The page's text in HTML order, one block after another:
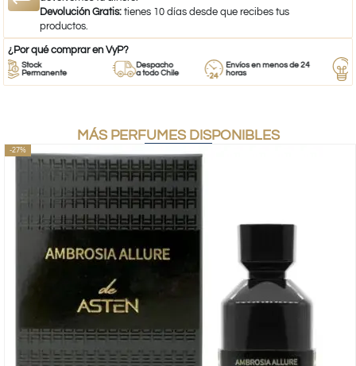
Devolución Gratis: tienes 10 días desde que recibes tus
productos.
¿Por qué comprar en VyP?
Stock
Permanente
Despacho
a todo Chile
Envíos en menos de 24
horas
MÁS PERFUMES DISPONIBLES
-27%